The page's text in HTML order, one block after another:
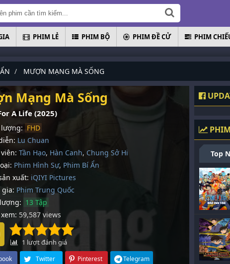
PHIM LẺ PHIM BỘ PHIM ĐỀ CỬ PHIM
MƯỢN MẠNG MÀ SỐNG
Mạng Mà Sống
A Life (2025)
FHD
Lu Chuan
Tần Hạo, Hàn Canh, Chung Sở Hi
Phim Hình Sự, Phim Bí Ẩn
xuất: iQIYI Pictures
gia: Phim Trung Quốc
13 Tập
59,587 views
1 lượt đánh giá
Twitter Pinterest Telegram
Top